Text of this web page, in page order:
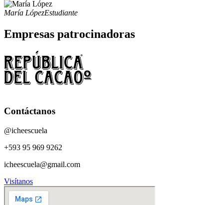
María LópezEstudiante
Empresas patrocinadoras
Contáctanos
@icheescuela
+593 95 969 9262
icheescuela@gmail.com
Visítanos